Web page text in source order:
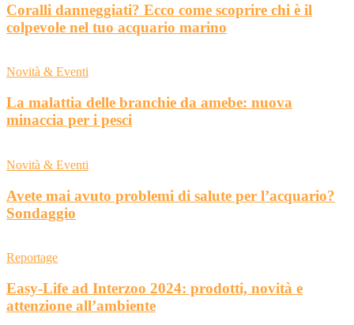
Coralli danneggiati? Ecco come scoprire chi è il
colpevole nel tuo acquario marino
Novità & Eventi
La malattia delle branchie da amebe: nuova
minaccia per i pesci
Novità & Eventi
Avete mai avuto problemi di salute per l’acquario?
Sondaggio
Reportage
Easy-Life ad Interzoo 2024: prodotti, novità e
attenzione all’ambiente